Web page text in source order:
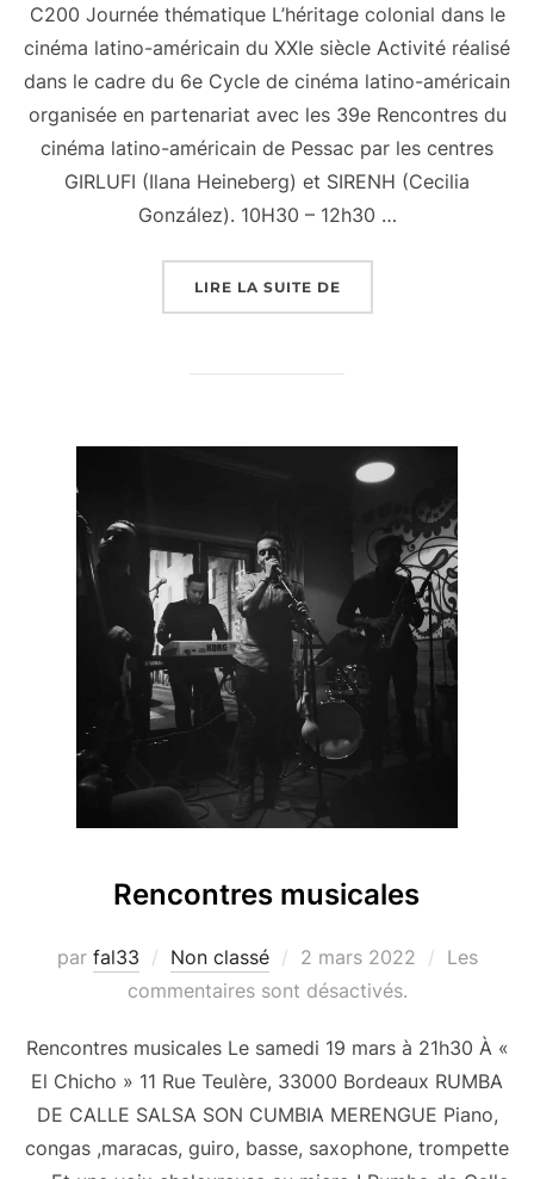
C200 Journée thématique L’héritage colonial dans le
cinéma latino-américain du XXIe siècle Activité réalisé
dans le cadre du 6e Cycle de cinéma latino-américain
organisée en partenariat avec les 39e Rencontres du
cinéma latino-américain de Pessac par les centres
GIRLUFI (Ilana Heineberg) et SIRENH (Cecilia
González). 10H30 – 12h30 …
LIRE LA SUITE DE« PROGRAMMATION À
Rencontres musicales
par fal33 Non classé
Publié
le
2 mars 2022
Les
commentaires sont désactivés.
Rencontres musicales Le samedi 19 mars à 21h30 À «
El Chicho » 11 Rue Teulère, 33000 Bordeaux RUMBA
DE CALLE SALSA SON CUMBIA MERENGUE Piano,
congas ,maracas, guiro, basse, saxophone, trompette